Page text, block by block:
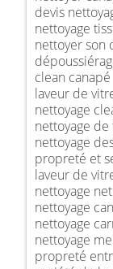
devis
nettoyage
nettoyer son
clean canapé
laveur de
nettoyage
nettoyage de
nettoyage
propreté et
laveur de
nettoyage net
nettoyage
nettoyage
nettoyage
propreté